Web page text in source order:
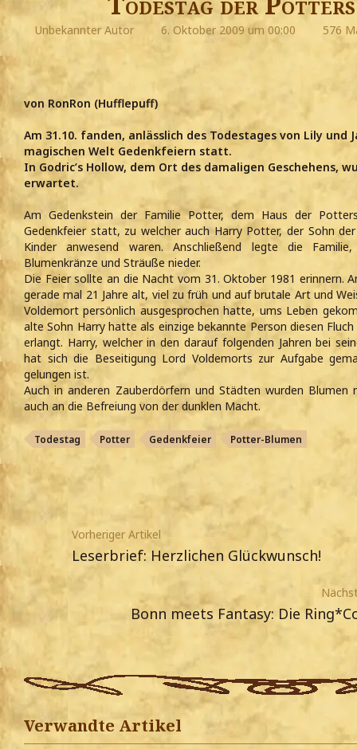
Unbekannter Autor 6. Oktober 2009 um 00:00 576
von RonRon (Hufflepuff)
Am 31.10. fanden, anlässlich des Todestages von Lily und
magischen Welt Gedenkfeiern statt.
In Godric’s Hollow, dem Ort des damaligen Geschehens,
erwartet.
Am Gedenkstein der Familie Potter, dem Haus der
Gedenkfeier statt, zu welcher auch Harry Potter, der Sohn
Kinder anwesend waren. Anschließend legte die
Blumenkränze und Sträuße nieder.
Die Feier sollte an die Nacht vom 31. Oktober 1981 erinnern.
gerade mal 21 Jahre alt, viel zu früh und auf brutale Art und
Voldemort persönlich ausgesprochen hatte, ums Leben
alte Sohn Harry hatte als einzige bekannte Person diesen
erlangt. Harry, welcher in den darauf folgenden Jahren bei
hat sich die Beseitigung Lord Voldemorts zur Aufgabe
gelungen ist.
Auch in anderen Zauberdörfern und Städten wurden
auch an die Befreiung von der dunklen Macht.
Todestag Potter Gedenkfeier Potter-Blumen
Vorheriger Artikel
Leserbrief: Herzlichen Glückwunsch!
Bonn meets Fantasy: Die
Verwandte Artikel